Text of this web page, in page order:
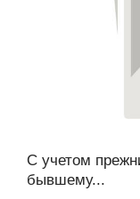
С учетом
бывшему...